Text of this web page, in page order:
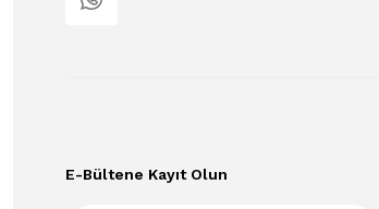
E-Bültene Kayıt Olun